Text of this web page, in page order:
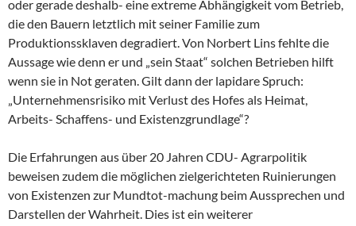
oder gerade deshalb- eine extreme Abhängigkeit vom Betrieb,
die den Bauern letztlich mit seiner Familie zum
Produktionssklaven degradiert. Von Norbert Lins fehlte die
Aussage wie denn er und „sein Staat“ solchen Betrieben hilft
wenn sie in Not geraten. Gilt dann der lapidare Spruch:
„Unternehmensrisiko mit Verlust des Hofes als Heimat,
Arbeits- Schaffens- und Existenzgrundlage“?
Die Erfahrungen aus über 20 Jahren CDU- Agrarpolitik
beweisen zudem die möglichen zielgerichteten Ruinierungen
von Existenzen zur Mundtot-machung beim Aussprechen und
Darstellen der Wahrheit. Dies ist ein weiterer